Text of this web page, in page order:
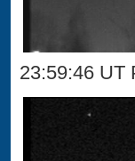
23:59:46 UT